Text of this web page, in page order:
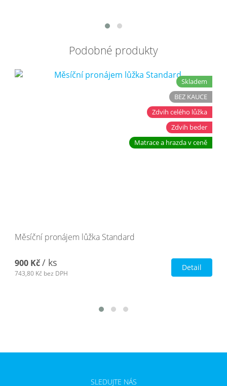
Podobné produkty
Skladem
BEZ KAUCE
Zdvih celého lůžka
Zdvih beder
Matrace a hrazda v ceně
Měsíční pronájem lůžka Standard
900 Kč/ ks
743,80 Kč bez DPH
Detail
SLEDUJTE NÁS